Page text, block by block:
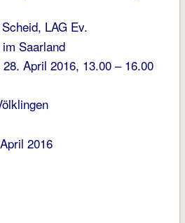
LAG Ev.
Saarland
April 2016, 13.00 – 16.00
2016